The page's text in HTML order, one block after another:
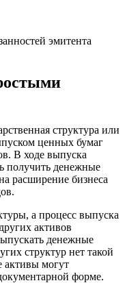
эмитента
структура или
ценных бумаг
В ходе выпуска
получить денежные
расширение бизнеса
а процесс выпуска
активов
денежные
структур нет такой
могут
форме.